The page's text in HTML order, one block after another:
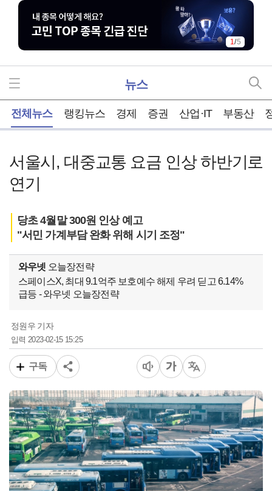
1/5
뉴스
전체뉴스 랭킹뉴스 경제 증권 산업·IT 부동산
서울시, 대중교통 요금 인상 하반기로
연기
당초 4월말 300원 인상 예고
"서민 가계부담 완화 위해 시기 조정"
와우넷 오늘장전략
스페이스X, 최대 9.1억주 보호예수 해제 우려 딛고 6.14%
급등 - 와우넷 오늘장전략
정원우 기자
입력2023-02-15 15:25
구독